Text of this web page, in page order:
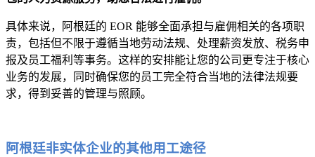
具体来说，阿根廷的 EOR 能够全面承担与雇佣相关的各项职
责，包括但不限于遵循当地劳动法规、处理薪资发放、税务申
报及员工福利等事务。这样的安排能让您的公司更专注于核心
业务的发展，同时确保您的员工完全符合当地的法律法规要
求，得到妥善的管理与照顾。
阿根廷非实体企业的其他用工途径